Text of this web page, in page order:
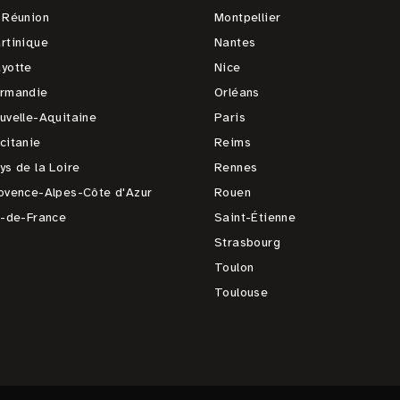
Aquitaine
de la Loire
Alpes-Côte d'Azur
de-France
Montpellier
Nantes
Nice
Orléans
Paris
Reims
Rennes
Rouen
Saint-Étienne
Strasbourg
Toulon
Toulouse